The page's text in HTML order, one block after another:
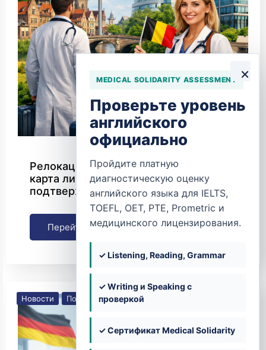
×
MEDICAL SOLIDARITY ASSESSMENT
Проверьте уровень
английского
официально
Пройдите платную
диагностическую оценку
английского языка для IELTS,
TOEFL, OET, PTE, Prometric и
медицинского лицензирования.
✓ Listening, Reading, Grammar
✓ Writing и Speaking с
проверкой
✓ Сертификат Medical Solidarity
Релокация врачей в Бельгию: полная
карта лицензирования,
подтверждения диплома и переезда
Перейти
Новости Получение лицензии